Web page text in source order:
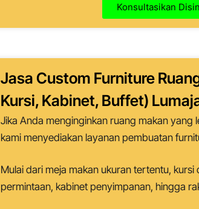
Konsultasikan
Jasa Custom Furniture
Kursi, Kabinet, Buffet)
Jika Anda menginginkan ruang makan yang
kami menyediakan layanan pembuatan
Mulai dari meja makan ukuran tertentu, kursi
permintaan, kabinet penyimpanan, hingga